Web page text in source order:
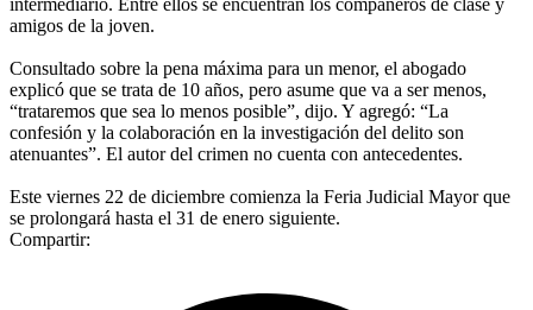
amigos de la joven.
Consultado sobre la pena máxima para un menor, el abogado
explicó que se trata de 10 años, pero asume que va a ser menos,
“trataremos que sea lo menos posible”, dijo. Y agregó: “La
confesión y la colaboración en la investigación del delito son
atenuantes”. El autor del crimen no cuenta con antecedentes.
Este viernes 22 de diciembre comienza la Feria Judicial Mayor que
se prolongará hasta el 31 de enero siguiente.
Compartir: